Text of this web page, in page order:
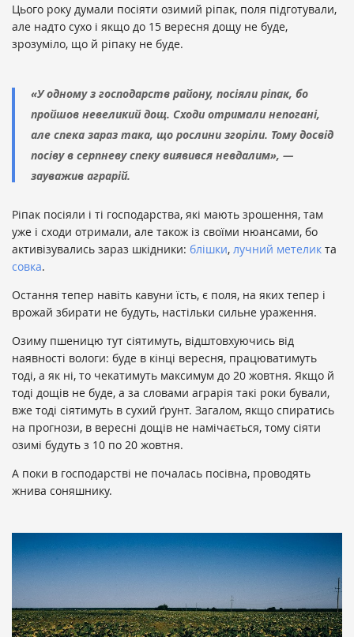
Цього року думали посіяти озимий ріпак, поля підготували,
але надто сухо і якщо до 15 вересня дощу не буде,
зрозуміло, що й ріпаку не буде.
«У одному з господарств району, посіяли ріпак, бо
пройшов невеликий дощ. Сходи отримали непогані,
але спека зараз така, що рослини згоріли. Тому досвід
посіву в серпневу спеку виявився невдалим», —
зауважив аграрій.
Ріпак посіяли і ті господарства, які мають зрошення, там
уже і сходи отримали, але також із своїми нюансами, бо
активізувались зараз шкідники: блішки, лучний метелик та
совка.
Остання тепер навіть кавуни їсть, є поля, на яких тепер і
врожай збирати не будуть, настільки сильне ураження.
Озиму пшеницю тут сіятимуть, відштовхуючись від
наявності вологи: буде в кінці вересня, працюватимуть
тоді, а як ні, то чекатимуть максимум до 20 жовтня. Якщо й
тоді дощів не буде, а за словами аграрія такі роки бували,
вже тоді сіятимуть в сухий ґрунт. Загалом, якщо спиратись
на прогнози, в вересні дощів не намічається, тому сіяти
озимі будуть з 10 по 20 жовтня.
А поки в господарстві не почалась посівна, проводять
жнива соняшнику.